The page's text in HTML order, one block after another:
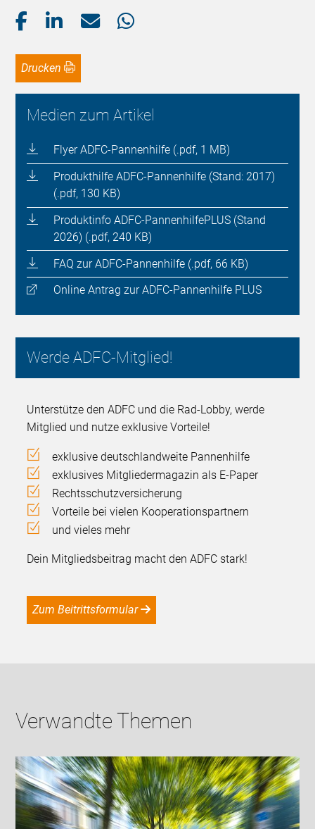
Drucken
Medien zum Artikel
Flyer ADFC-Pannenhilfe (.pdf, 1 MB)
Produkthilfe ADFC-Pannenhilfe (Stand: 2017)
(.pdf, 130 KB)
Produktinfo ADFC-PannenhilfePLUS (Stand
2026) (.pdf, 240 KB)
FAQ zur ADFC-Pannenhilfe (.pdf, 66 KB)
Online Antrag zur ADFC-Pannenhilfe PLUS
Werde ADFC-Mitglied!
Unterstütze den ADFC und die Rad-Lobby, werde
Mitglied und nutze exklusive Vorteile!
exklusive deutschlandweite Pannenhilfe
exklusives Mitgliedermagazin als E-Paper
Rechtsschutzversicherung
Vorteile bei vielen Kooperationspartnern
und vieles mehr
Dein Mitgliedsbeitrag macht den ADFC stark!
Zum Beitrittsformular
Verwandte Themen